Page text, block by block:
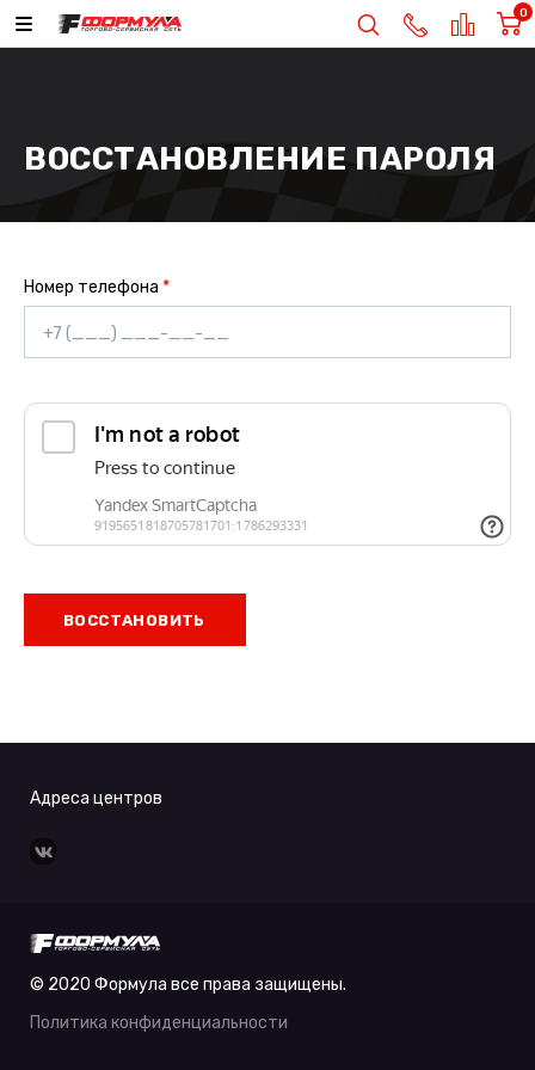
0
ВОССТАНОВЛЕНИЕ ПАРОЛЯ
Номер телефона
ВОССТАНОВИТЬ
Адреса центров
© 2020 Формула все права защищены.
Политика конфиденциальности